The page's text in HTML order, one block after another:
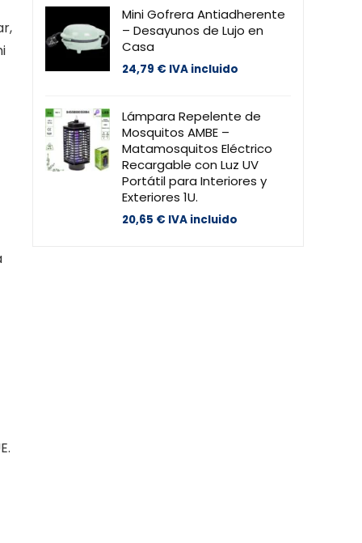
Mini Gofrera Antiadherente
– Desayunos de Lujo en
Casa
24,79 € IVA incluido
Lámpara Repelente de
Mosquitos AMBE –
Matamosquitos Eléctrico
Recargable con Luz UV
Portátil para Interiores y
Exteriores 1U.
20,65 € IVA incluido